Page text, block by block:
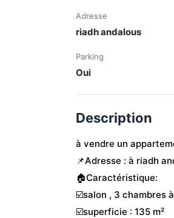
Adresse
riadh andalous
Parking
Oui
Description
à vendre un
📌Adresse : à riadh
🏠Caractéristique:
☑️salon , 3 chambres
☑️superficie : 135 m²